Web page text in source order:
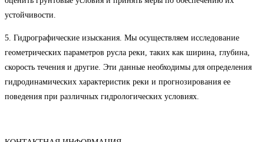
устойчивости.
5. Гидрографические изыскания. Мы осуществляем исследование
геометрических параметров русла реки, таких как ширина, глубина,
скорость течения и другие. Эти данные необходимы для определения
гидродинамических характеристик реки и прогнозирования ее
поведения при различных гидрологических условиях.